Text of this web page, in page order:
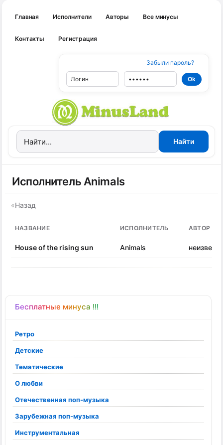
Главная Исполнители Авторы Все минусы
Контакты Регистрация
Забыли пароль?
Бесплатные минуса !!!
Ретро
Детские
Тематические
О любви
Отечественная поп-музыка
Зарубежная поп-музыка
Инструментальная
Исполнитель Animals
«Назад
НАЗВАНИЕ ИСПОЛНИТЕЛЬ АВТОР
House of the rising sun Animals